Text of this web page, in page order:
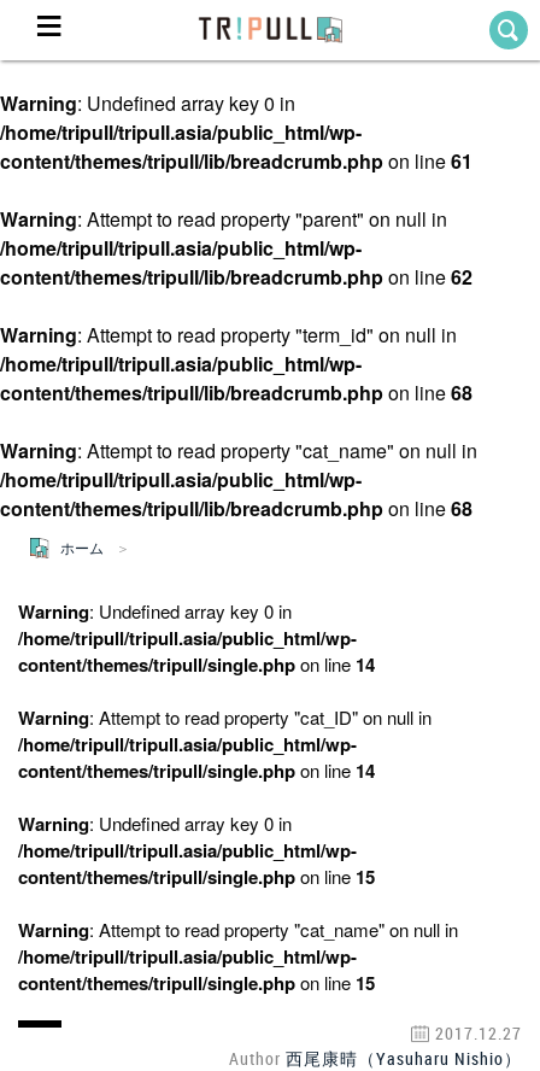
ホーム
Theme
テーマから探す
TRIPULLブログ
About
私たちについて
Warning: Undefined array key 0 in
/home/tripull/tripull.asia/public_html/wp-
content/themes/tripull/lib/breadcrumb.phpon line61
Warning: Attempt to read property "parent" on null in
/home/tripull/tripull.asia/public_html/wp-
content/themes/tripull/lib/breadcrumb.phpon line62
Warning: Attempt to read property "term_id" on null in
/home/tripull/tripull.asia/public_html/wp-
content/themes/tripull/lib/breadcrumb.phpon line68
Warning: Attempt to read property "cat_name" on null in
/home/tripull/tripull.asia/public_html/wp-
content/themes/tripull/lib/breadcrumb.phpon line68
ホーム
Warning: Undefined array key 0 in
/home/tripull/tripull.asia/public_html/wp-
content/themes/tripull/single.phpon line 14
Warning: Attempt to read property "cat_ID" on null in
/home/tripull/tripull.asia/public_html/wp-
content/themes/tripull/single.phpon line 14
Warning: Undefined array key 0 in
/home/tripull/tripull.asia/public_html/wp-
content/themes/tripull/single.phpon line 15
Warning: Attempt to read property "cat_name" on null in
/home/tripull/tripull.asia/public_html/wp-
content/themes/tripull/single.phpon line 15
2017.12.27
Author 西尾康晴（Yasuharu Nishio）